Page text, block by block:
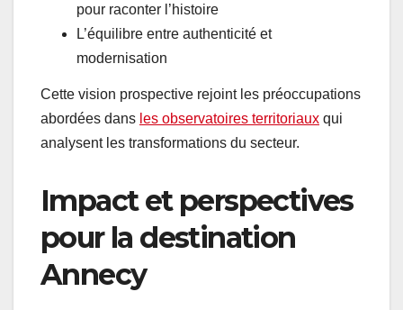
pour raconter l’histoire
L’équilibre entre authenticité et
modernisation
Cette vision prospective rejoint les préoccupations
abordées dans les observatoires territoriaux qui
analysent les transformations du secteur.
Impact et perspectives
pour la destination
Annecy